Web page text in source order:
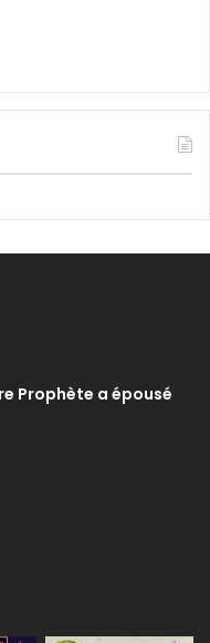
Prophète a épousé